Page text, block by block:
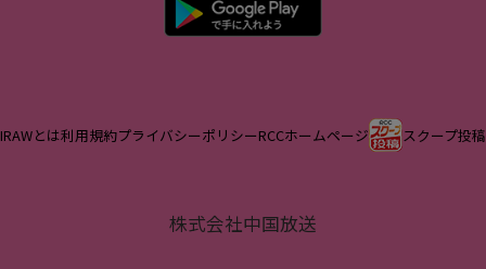
IRAWとは利用規約プライバシーポリシーRCCホームページ スクープ投稿
株式会社中国放送